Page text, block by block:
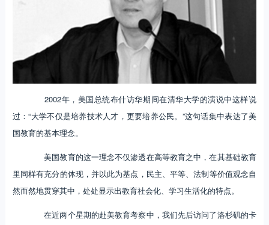
2002年，美国总统布什访华期间在清华大学的演说中这样说
过：“大学不仅是培养技术人才，更要培养公民。”这句话集中表达了美
国教育的基本理念。
美国教育的这一理念不仅渗透在高等教育之中，在其基础教育
里同样有充分的体现，并以此为基点，民主、平等、法制等价值观念自
然而然地贯穿其中，处处显示出教育社会化、学习生活化的特点。
在近两个星期的赴美教育考察中，我们先后访问了洛杉矶的卡